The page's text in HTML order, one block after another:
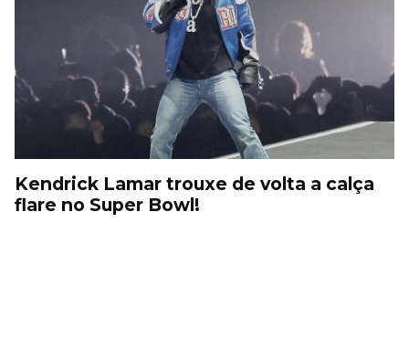
Kendrick Lamar trouxe de volta a calça
flare no Super Bowl!